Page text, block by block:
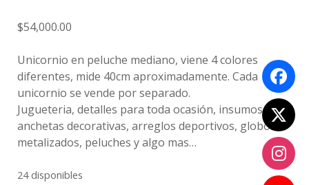
$54,000.00
Unicornio en peluche mediano, viene 4 colores
diferentes, mide 40cm aproximadamente. Cada
unicornio se vende por separado.
Jugueteria, detalles para toda ocasión, insumos para
anchetas decorativas, arreglos deportivos, globos
metalizados, peluches y algo mas…
24 disponibles